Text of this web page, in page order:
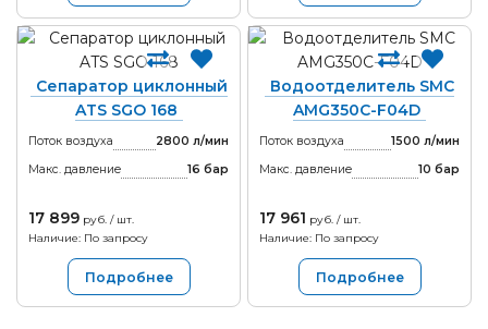
Сепаратор циклонный
ATS SGO 168
Поток воздуха
2800 л/мин
Макс. давление
16 бар
17 899 руб. / шт.
Наличие: По запросу
Подробнее
Водоотделитель SMC
AMG350C-F04D
Поток воздуха
1500 л/мин
Макс. давление
10 бар
17 961 руб. / шт.
Наличие: По запросу
Подробнее